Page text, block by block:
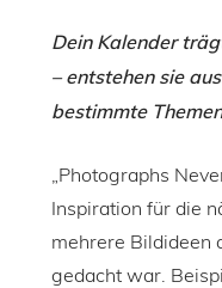
Dein Kalender
– entstehen sie
bestimmte
„Photographs
Inspiration für die
mehrere Bildideen
gedacht war.